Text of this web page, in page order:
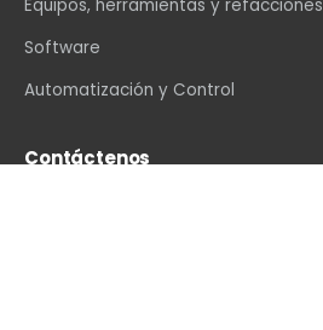
Equipos, herramientas y refacciones
Software
Automatización y Control
Contáctenos